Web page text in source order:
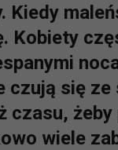
Kiedy
Kobiety
czują się
czasu,
wiele